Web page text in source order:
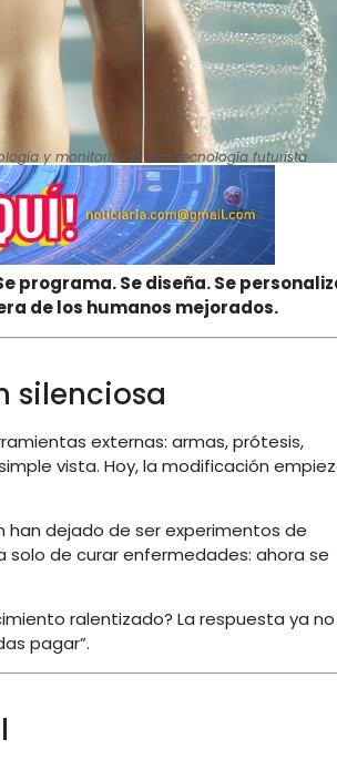
y monitorizado con tecnología futurista
programa. Se diseña. Se
de los humanos mejorados.
silenciosa
externas: armas, prótesis,
vista. Hoy, la modificación
han dejado de ser experimentos de
de curar enfermedades: ahora se
ralentizado? La respuesta ya no
pagar”.